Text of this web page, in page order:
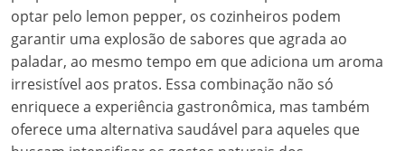
optar pelo lemon pepper, os cozinheiros podem
garantir uma explosão de sabores que agrada ao
paladar, ao mesmo tempo em que adiciona um aroma
irresistível aos pratos. Essa combinação não só
enriquece a experiência gastronômica, mas também
oferece uma alternativa saudável para aqueles que